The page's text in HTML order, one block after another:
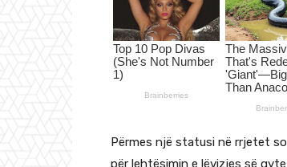
Përmes një statusi në rrjetet
për lehtësimin e lëvizjes së